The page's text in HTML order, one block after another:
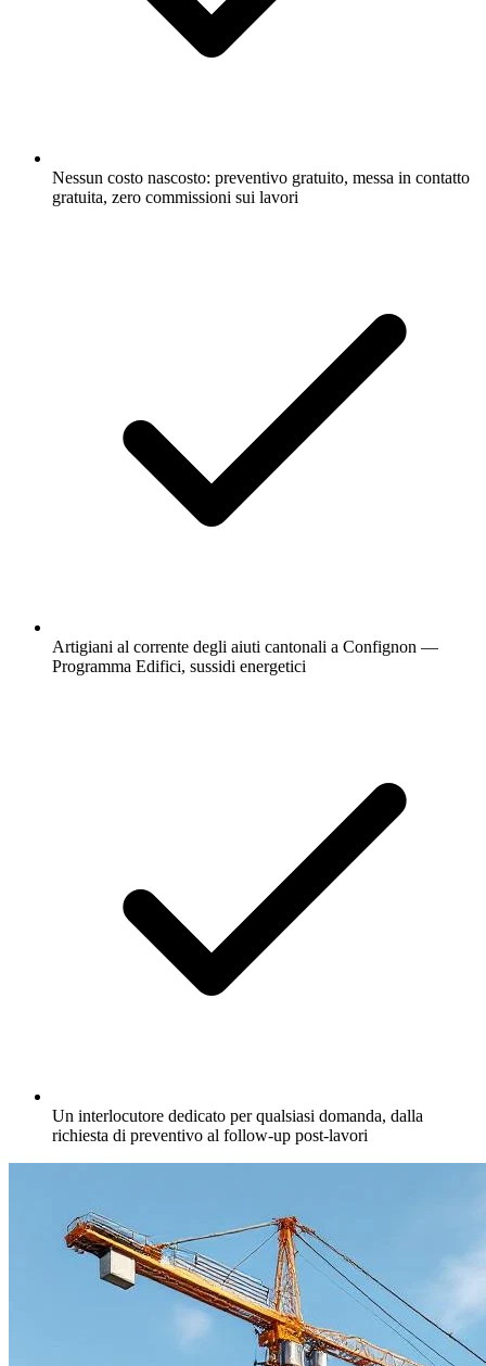
Nessun costo nascosto: preventivo gratuito, messa in contatto
gratuita, zero commissioni sui lavori
Artigiani al corrente degli aiuti cantonali a Confignon —
Programma Edifici, sussidi energetici
Un interlocutore dedicato per qualsiasi domanda, dalla
richiesta di preventivo al follow-up post-lavori